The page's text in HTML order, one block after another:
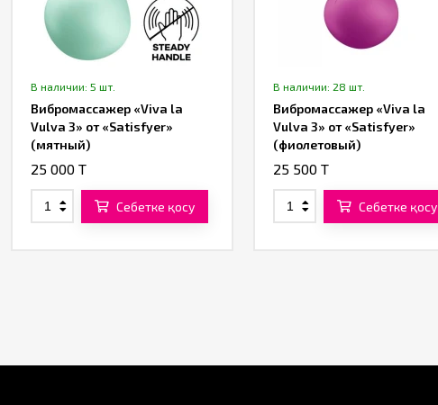
В наличии: 5 шт.
Вибромассажер «Viva la
Vulva 3» от «Satisfyer»
(мятный)
25 000 T
Себетке қосу
В наличии: 28 шт.
Вибромассажер «Viva la
Vulva 3» от «Satisfyer»
(фиолетовый)
25 500 T
Себетке қосу